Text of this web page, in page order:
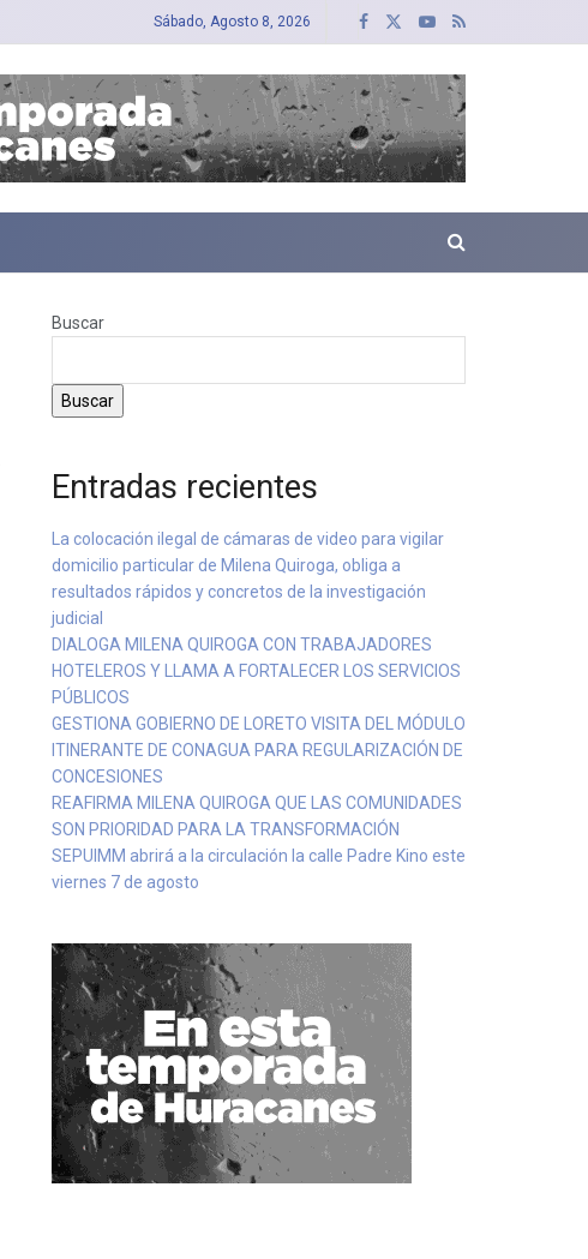
Sábado, Agosto 8, 2026
Buscar
Buscar
Entradas recientes
La colocación ilegal de cámaras de video para vigilar
domicilio particular de Milena Quiroga, obliga a
resultados rápidos y concretos de la investigación
judicial
DIALOGA MILENA QUIROGA CON TRABAJADORES
HOTELEROS Y LLAMA A FORTALECER LOS SERVICIOS
PÚBLICOS
GESTIONA GOBIERNO DE LORETO VISITA DEL MÓDULO
ITINERANTE DE CONAGUA PARA REGULARIZACIÓN DE
CONCESIONES
REAFIRMA MILENA QUIROGA QUE LAS COMUNIDADES
SON PRIORIDAD PARA LA TRANSFORMACIÓN
SEPUIMM abrirá a la circulación la calle Padre Kino este
viernes 7 de agosto